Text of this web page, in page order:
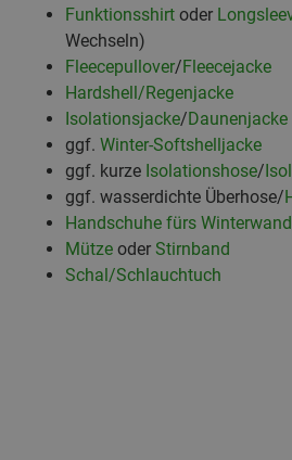
Funktionsshirt oder
Wechseln)
Fleecepullover/Fleecejacke
Hardshell/Regenjacke
Isolationsjacke/Daunenjacke
ggf. Winter-Softshelljacke
ggf. kurze Isolationshose/
ggf. wasserdichte Überhose/
Handschuhe fürs
Mütze oder Stirnband
Schal/Schlauchtuch